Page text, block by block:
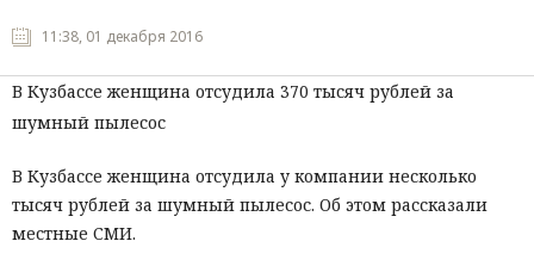
11:38, 01 декабря 2016
В Кузбассе женщина отсудила 370 тысяч рублей за
шумный пылесос
В Кузбассе женщина отсудила у компании несколько
тысяч рублей за шумный пылесос. Об этом рассказали
местные СМИ.